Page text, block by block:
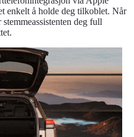
å holde deg tilkoblet. Når
deg full